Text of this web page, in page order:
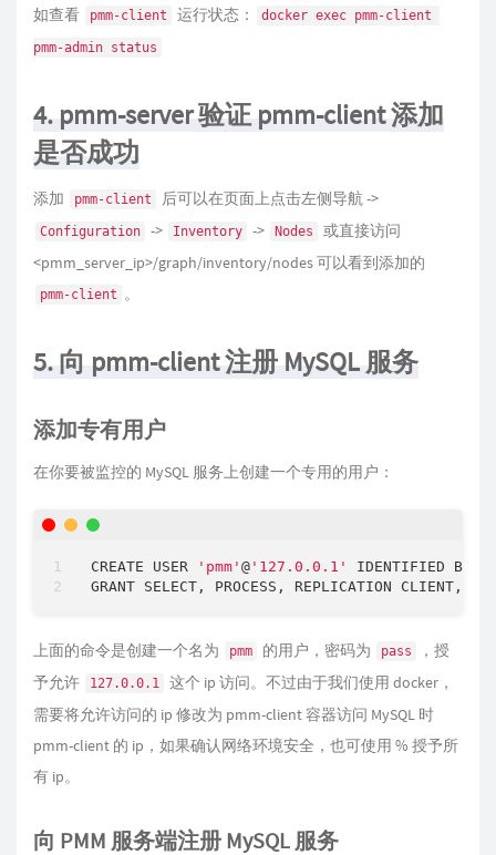
如查看 pmm-client 运行状态： docker exec pmm-client
pmm-admin status
4. pmm-server 验证 pmm-client 添加
是否成功
添加 pmm-client 后可以在页面上点击左侧导航 ->
Configuration -> Inventory -> Nodes
或直接访问
<pmm_server_ip>/graph/inventory/nodes 可以看到添加的
pmm-client 。
5. 向 pmm-client 注册 MySQL 服务
添加专有用户
在你要被监控的 MySQL 服务上创建一个专用的用户：
CREATE USER 'pmm' @ '127.0.0.1' IDENTIFIED BY
GRANT SELECT, PROCESS, REPLICATION CLIENT,
上面的命令是创建一个名为 pmm 的用户，密码为 pass
，授
予允许
127.0.0.1
这个 ip 访问。不过由于我们使用 docker，
需要将允许访问的 ip 修改为 pmm-client 容器访问 MySQL 时
pmm-client 的 ip，如果确认网络环境安全，也可使用 % 授予所
有 ip。
向 PMM 服务端注册 MySQL 服务